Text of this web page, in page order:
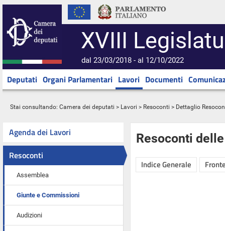
XVIII
dal 23/03/2018 - al 12/10/2022
Deputati Organi Parlamentari Lavori Documenti
Stai consultando: Camera dei deputati > Lavori > Resoconti > Dettaglio
Agenda dei Lavori
Resoconti
Assemblea
Giunte e Commissioni
Audizioni
Resoconti
Indice Generale